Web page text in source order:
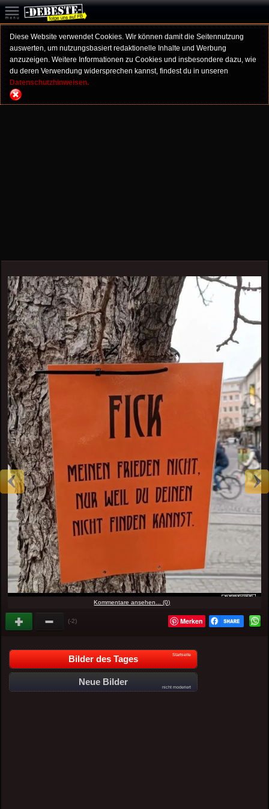
Diese Website verwendet Cookies. Wir können damit die Seitennutzung
auswerten, um nutzungsbasiert redaktionelle Inhalte und Werbung
anzuzeigen. Weitere Informationen zu Cookies und insbesondere dazu, wie
du deren Verwendung widersprechen kannst, findest du in unseren
Datenschutzhinweisen.
Kommentare ansehen... (0)
(-2) Merken
Bilder des Tages Startseite
Neue Bilder
nicht moderiert